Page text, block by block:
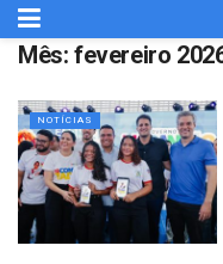
Mês: fevereiro
NOTÍCIAS